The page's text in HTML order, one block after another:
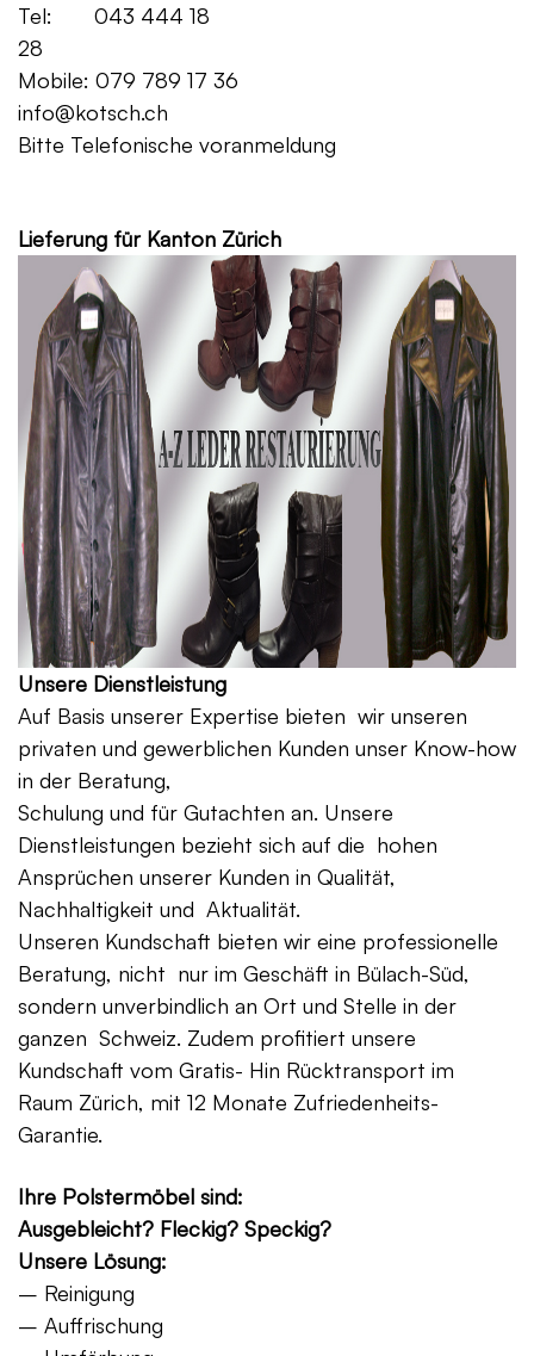
Tel: 043 444 18
28
Mobile: 079 789 17 36
info@kotsch.ch
Bitte Telefonische voranmeldung
Lieferung für Kanton Zürich
Unsere Dienstleistung
Auf Basis unserer Expertise bieten wir unseren
privaten und gewerblichen Kunden unser Know-how
in der Beratung,
Schulung und für Gutachten an. Unsere
Dienstleistungen bezieht sich auf die hohen
Ansprüchen unserer Kunden in Qualität,
Nachhaltigkeit und Aktualität.
Unseren Kundschaft bieten wir eine professionelle
Beratung, nicht nur im Geschäft in Bülach-Süd,
sondern unverbindlich an Ort und Stelle in der
ganzen Schweiz. Zudem profitiert unsere
Kundschaft vom Gratis- Hin Rücktransport im
Raum Zürich, mit 12 Monate Zufriedenheits-
Garantie.
Ihre Polstermöbel sind:
Ausgebleicht? Fleckig? Speckig?
Unsere Lösung:
– Reinigung
– Auffrischung